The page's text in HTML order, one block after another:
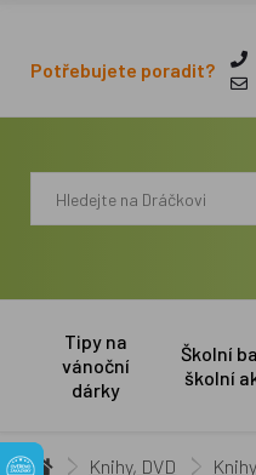
Potřebujete poradit?
Tipy na
vánoční
dárky
Školní
školní
Knihy, DVD Knihy